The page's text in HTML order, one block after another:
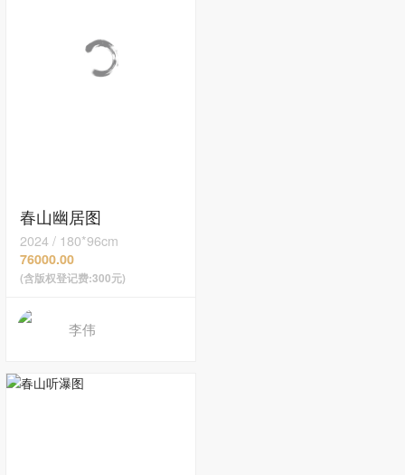
春山幽居图
2024/ 180*96cm
76000.00
(含版权登记费:300元)
李伟